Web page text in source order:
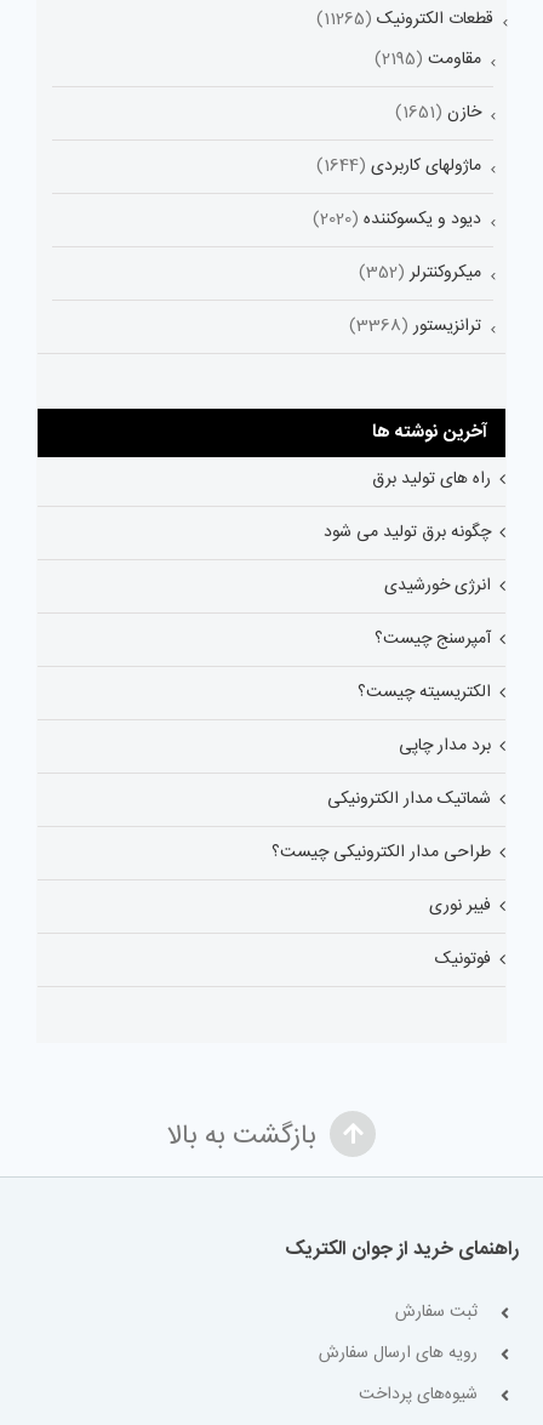
قطعات الکترونیک (11265)
مقاومت (2195)
خازن (1651)
ماژولهای کاربردی (1644)
دیود و یکسوکننده (2020)
میکروکنترلر (352)
ترانزیستور (3368)
آخرین نوشته ها
راه های تولید برق
چگونه برق تولید می شود
انرژی خورشیدی
آمپرسنج چیست؟
الکتریسیته چیست؟
برد مدار چاپی
شماتیک مدار الکترونیکی
طراحی مدار الکترونیکی چیست؟
فیبر نوری
فوتونیک
بازگشت به بالا
راهنمای خرید از جوان الکتریک
ثبت سفارش
رویه های ارسال سفارش
شیوه‌های پرداخت